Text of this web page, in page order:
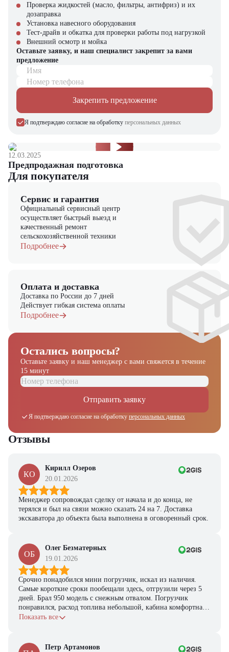
Компания "ЦТО" – официальный дилер техники Heli,
предлагающий новые модели складского оборудования с гарантией.
У нас вы найдете: широкий выбор спецтехники, вилочных
погрузчиков, малой складской техники, навесного оборудования,
запчасти для долгосрочной эксплуатации, профессиональные
консультации по выбору техники.
Мы осуществляем быструю доставку по всей России и
обеспечиваем сервисное обслуживание и ремонт.
📞 Звоните прямо сейчас для уточнения деталей и оформления
Выбирайте надежность и качество – выбирайте Heli CPCD70G в
Проверка жидкостей (масло, фильтры, антифриз) и их
дозаправка
Установка навесного оборудования
Тест-драйв и обкатка для проверки работы под нагрузкой
Внешний осмотр и мойка
Оставьте заявку, и наш специалист закрепит за вами
предложение
Имя
Номер телефона
Закрепить предложение
Я подтверждаю согласие на обработку персональных данных
12.03.2025
Предпродажная подготовка
Для покупателя
Сервис и гарантия
Официальный сервисный центр
осуществляет быстрый выезд и
качественный ремонт
сельскохозяйственной техники
Подробнее
Оплата и доставка
Доставка по России до 7 дней
Действует гибкая система оплаты
Подробнее
Остались вопросы?
Оставьте заявку и наш менеджер с вами свяжется в течение
15 минут
Отправить заявку
Я подтверждаю согласие на обработку персональных данных
Отзывы
КО
Кирилл Озеров
20.01.2026
Менеджер сопровождал сделку от начала и до конца, не
терялся и был на связи можно сказать 24 на 7. Доставка
экскаватора до объекта была выполнена в оговоренный срок.
ОБ
Олег Безматерных
19.01.2026
Срочно понадобился мини погрузчик, искал из наличия.
Самые короткие сроки пообещали здесь, отгрузили через 5
дней. Брал 950 модель с снежным отвалом. Погрузчик
понравился, расход топлива небольшой, кабина комфортная,
с задачами справляется.
Показать все
Петр Артамонов
Получите выгодное
предложение на спецтехнику
из наличия!
персональную подборку моделей и лучшие условия